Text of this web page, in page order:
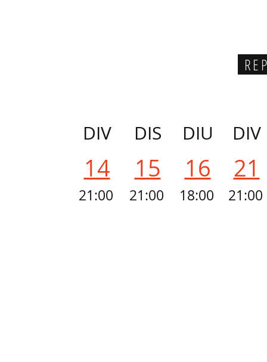
DIV
14
21:00
DIS
15
21:00
DIU
16
18:00
DIV
21
21:00